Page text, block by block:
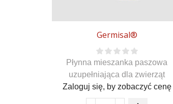
Germisal®
Płynna mieszanka paszowa
uzupełniająca dla zwierząt
Zaloguj się, by zobaczyć cenę